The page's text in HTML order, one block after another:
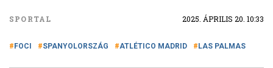
SPORTAL 2025. ÁPRILIS 20. 10:33
FOCI SPANYOLORSZÁG ATLÉTICO MADRID LAS PALMAS